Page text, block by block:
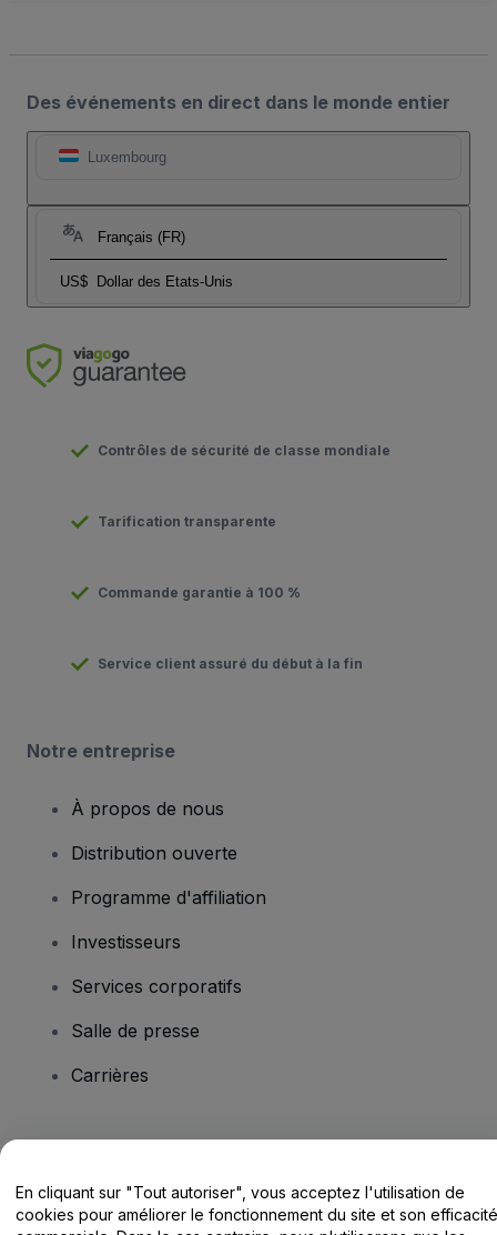
Des événements en direct dans le monde entier
Luxembourg
Français (FR)
US$ Dollar des Etats-Unis
Contrôles de sécurité de classe mondiale
Tarification transparente
Commande garantie à 100 %
Service client assuré du début à la fin
Notre entreprise
À propos de nous
Distribution ouverte
Programme d'affiliation
Investisseurs
Services corporatifs
Salle de presse
Carrières
Centre d'assistance / Nous contacter
En cliquant sur "Tout autoriser", vous acceptez l'utilisation de
cookies pour améliorer le fonctionnement du site et son efficacité